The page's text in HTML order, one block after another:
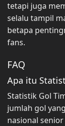
tetapi juga
selalu tampil
betapa
fans.
FAQ
Apa itu
Statistik Gol
jumlah gol
nasional